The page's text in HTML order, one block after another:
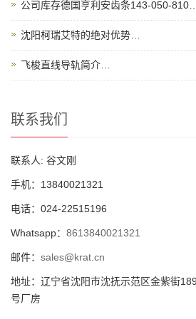
公司库存德国亨利安齿条143-050-810…
沈阳柯瑞艾特的绝对优势…
飞梭直线导轨简介…
联系我们
联系人: 谷文刚
手机：13840021321
电话：024-22515196
Whatsapp： 8613840021321
邮件： sales@krat.cn
地址：辽宁省沈阳市沈抚示范区金紫街
号厂房